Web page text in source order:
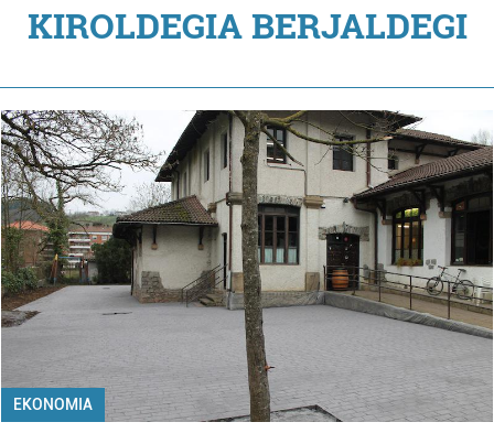
KIROLDEGIA BERJALDEGI
EKONOMIA